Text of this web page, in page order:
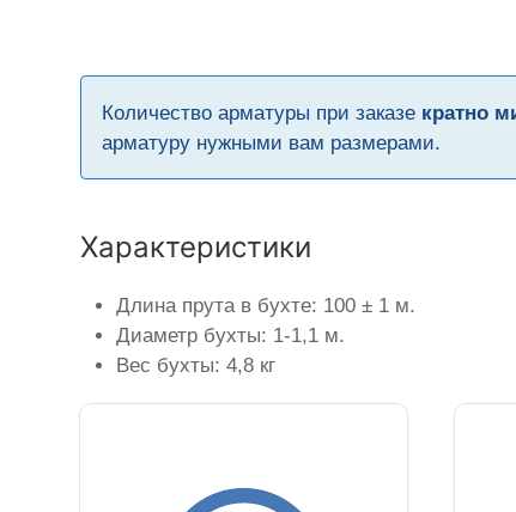
Количество арматуры при заказе кратно
арматуру нужными вам размерами.
Характеристики
Длина прута в бухте: 100 ± 1 м.
Диаметр бухты: 1-1,1 м.
Вес бухты: 4,8 кг